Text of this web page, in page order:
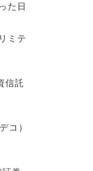
た日
ミテ
信託
コ）